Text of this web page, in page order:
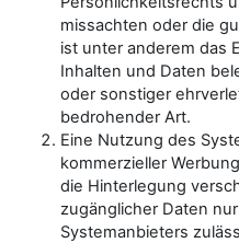
missachten oder die
ist unter anderem das
Inhalten und Daten
oder sonstiger
bedrohender Art.
Eine Nutzung des
kommerzieller
die Hinterlegung
zugänglicher Daten
Systemanbieters